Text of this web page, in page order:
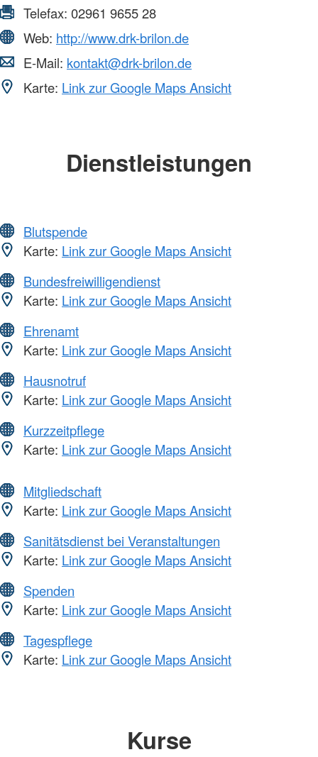
Telefax: 02961 9655 28
Web: http://www.drk-brilon.de
E-Mail: kontakt@drk-brilon.de
Karte: Link zur Google Maps Ansicht
Dienstleistungen
Blutspende
Karte: Link zur Google Maps Ansicht
Bundesfreiwilligendienst
Karte: Link zur Google Maps Ansicht
Ehrenamt
Karte: Link zur Google Maps Ansicht
Hausnotruf
Karte: Link zur Google Maps Ansicht
Kurzzeitpflege
Karte: Link zur Google Maps Ansicht
Mitgliedschaft
Karte: Link zur Google Maps Ansicht
Sanitätsdienst bei Veranstaltungen
Karte: Link zur Google Maps Ansicht
Spenden
Karte: Link zur Google Maps Ansicht
Tagespflege
Karte: Link zur Google Maps Ansicht
Kurse